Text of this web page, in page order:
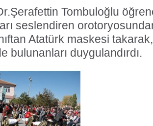
Tombuloğlu
seslendiren
Atatürk maskesi
bulunanları duygulandırdı.